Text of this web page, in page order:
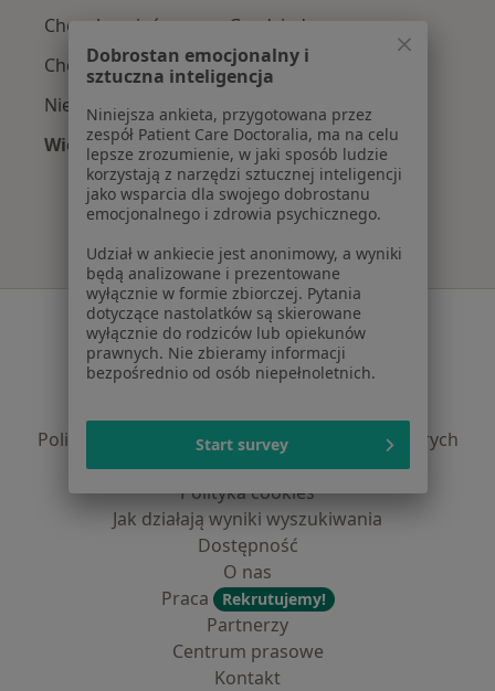
Choroba wieńcowa w Grudziądzu
Choroby serca w Grudziądzu
Niewydolność serca w Grudziądzu
Więcej (15)
Więcej w kategorii: Najczęście leczone
Serwis
Regulamin
Polityka prywatności pacjentów
Polityka prywatności dla profesjonalistów, których
dane pozyskaliśmy samodzielnie
Polityka cookies
Jak działają wyniki wyszukiwania
Dostępność
O nas
Praca
Rekrutujemy!
Partnerzy
Centrum prasowe
Kontakt
Dobrostan emocjonalny i
sztuczna inteligencja
Niniejsza ankieta, przygotowana przez
zespół Patient Care Doctoralia, ma na celu
lepsze zrozumienie, w jaki sposób ludzie
korzystają z narzędzi sztucznej inteligencji
jako wsparcia dla swojego dobrostanu
emocjonalnego i zdrowia psychicznego.
Udział w ankiecie jest anonimowy, a wyniki
będą analizowane i prezentowane
wyłącznie w formie zbiorczej. Pytania
dotyczące nastolatków są skierowane
wyłącznie do rodziców lub opiekunów
prawnych. Nie zbieramy informacji
bezpośrednio od osób niepełnoletnich.
Start survey